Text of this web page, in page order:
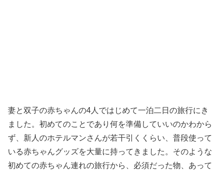
妻と双子の赤ちゃんの4人ではじめて一泊二日の旅行にき
ました。初めてのことであり何を準備していいのかわから
ず、新人のホテルマンさんが若干引くくらい、普段使って
いる赤ちゃんグッズを大量に持ってきました。そのような
初めての赤ちゃん連れの旅行から、必須だった物、あって